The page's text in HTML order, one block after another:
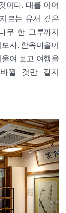
이다. 대를 이어
르는 유서 깊은
무 한 그루까지
자. 한옥마을이
여 보고 여행을
뀔 것만 같지